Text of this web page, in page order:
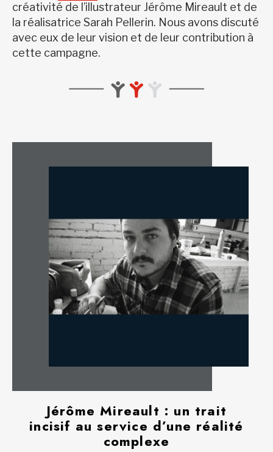
créativité de l’illustrateur Jérôme Mireault et de
la réalisatrice Sarah Pellerin. Nous avons discuté
avec eux de leur vision et de leur contribution à
cette campagne.
Jérôme Mireault : un trait
incisif au service d’une réalité
complexe